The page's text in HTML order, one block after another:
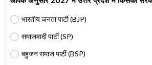
भारतीय जनता पार्टी (BJP)
समाजवादी पार्टी (SP)
बहुजन समाज पार्टी (BSP)